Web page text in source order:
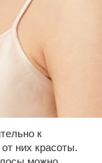
к
них красоты.